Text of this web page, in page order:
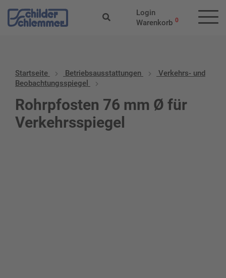
Login
Warenkorb 0
Startseite Betriebs­aus­stattungen
Verkehrs- und
Beobachtungsspiegel
Rohrpfosten 76 mm Ø für
Verkehrsspiegel